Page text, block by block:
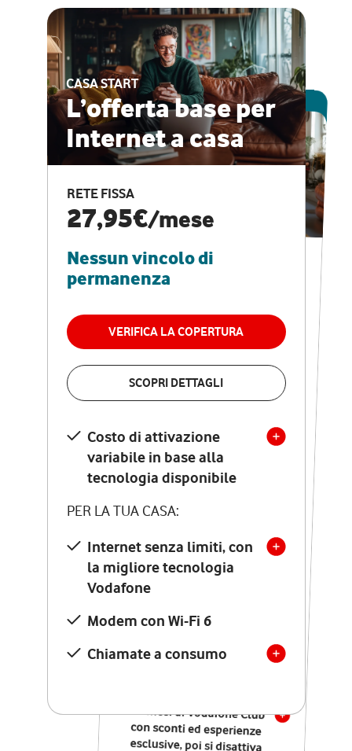
CASA START
L’offerta base per
Internet a casa
RETE FISSA
27,95€/mese
Nessun vincolo di
permanenza
VERIFICA LA COPERTURA
SCOPRI DETTAGLI
Costo di attivazione
variabile in base alla
tecnologia disponibile
PER LA TUA CASA:
Internet senza limiti, con
la migliore tecnologia
Vodafone
Modem con Wi-Fi 6
Chiamate a consumo
ESCLUSIVA ONLINE
CASA PRO
Internet veloce e
vantaggi speciali
RETE FISSA + VODAFONE CLUB
29,95€
permanenza
VERIFICA LA COPERTURA
Costo di attivazione
variabile in base alla
tecnologia disponibile
PER LA TUA CASA:
Internet senza limiti, con
la migliore tecnologia
Vodafone
Modem Seven con Wi-Fi 7
Chiamate illimitate verso
numeri fissi e mobili
nazionali
12 mesi di Vodafone Club
con sconti ed esperienze
esclusive, poi si disattiva